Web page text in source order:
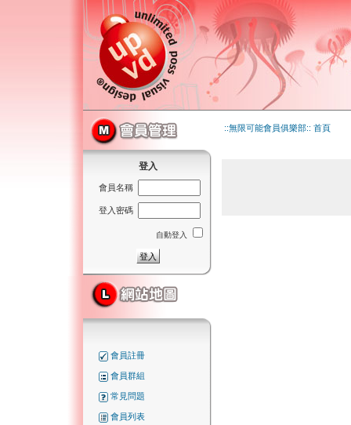
登入
會員名稱
登入密碼
自動登入
會員註冊
會員群組
常見問題
會員列表
::無限可能會員俱樂部:: 首頁